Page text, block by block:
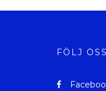
FÖLJ